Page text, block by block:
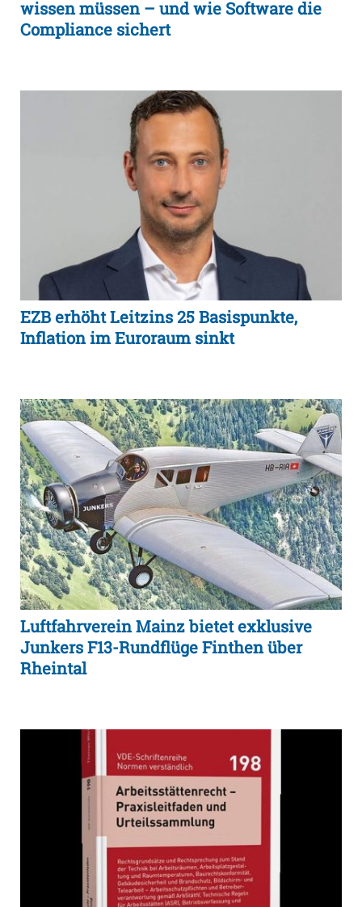
wissen müssen – und wie Software die
Compliance sichert
EZB erhöht Leitzins 25 Basispunkte,
Inflation im Euroraum sinkt
Luftfahrverein Mainz bietet exklusive
Junkers F13-Rundflüge Finthen über
Rheintal